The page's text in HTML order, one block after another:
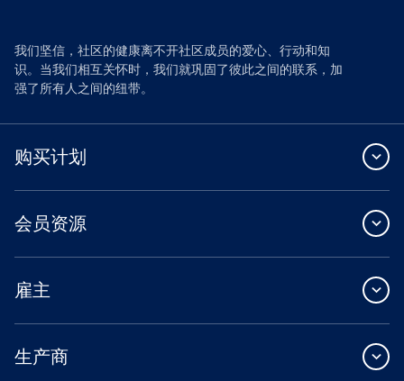
我们坚信，社区的健康离不开社区成员的爱心、行动和知
识。当我们相互关怀时，我们就巩固了彼此之间的联系，加
强了所有人之间的纽带。
购买计划
会员资源
雇主
生产商